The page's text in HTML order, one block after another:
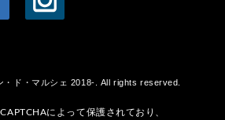
ド・マルシェ 2018-. All rights reserved.
によって保護されており、